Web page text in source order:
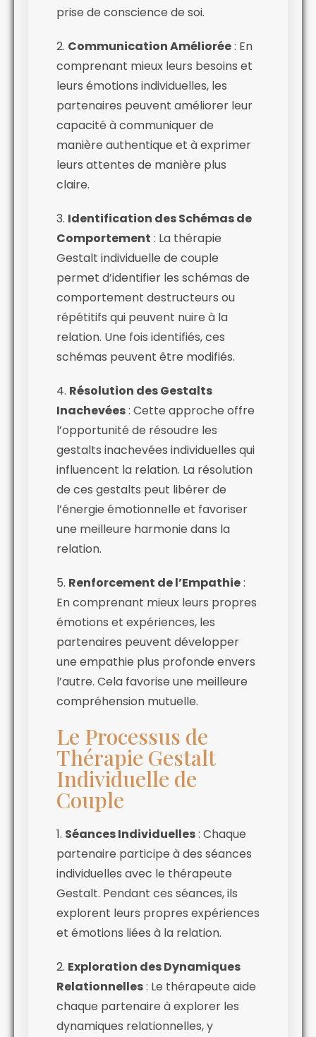
prise de conscience de soi.
2. Communication Améliorée: En
comprenant mieux leurs besoins et
leurs émotions individuelles, les
partenaires peuvent améliorer leur
capacité à communiquer de
manière authentique et à exprimer
leurs attentes de manière plus
claire.
3. Identification des Schémas de
Comportement : La thérapie
Gestalt individuelle de couple
permet d’identifier les schémas de
comportement destructeurs ou
répétitifs qui peuvent nuire à la
relation. Une fois identifiés, ces
schémas peuvent être modifiés.
4. Résolution des Gestalts
Inachevées: Cette approche offre
l’opportunité de résoudre les
gestalts inachevées individuelles qui
influencent la relation. La résolution
de ces gestalts peut libérer de
l’énergie émotionnelle et favoriser
une meilleure harmonie dans la
relation.
5. Renforcement de l’Empathie:
En comprenant mieux leurs propres
émotions et expériences, les
partenaires peuvent développer
une empathie plus profonde envers
l’autre. Cela favorise une meilleure
compréhension mutuelle.
Le Processus de
Thérapie Gestalt
Individuelle de
Couple
1. Séances Individuelles: Chaque
partenaire participe à des séances
individuelles avec le thérapeute
Gestalt. Pendant ces séances, ils
explorent leurs propres expériences
et émotions liées à la relation.
2. Exploration des Dynamiques
Relationnelles: Le thérapeute aide
chaque partenaire à explorer les
dynamiques relationnelles, y